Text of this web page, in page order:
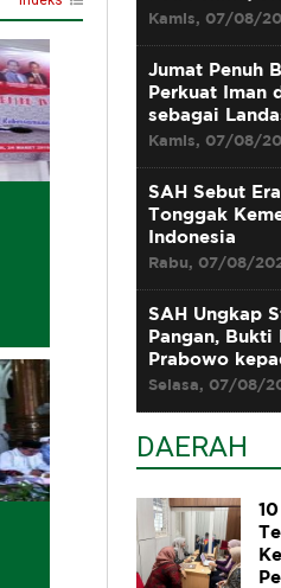
Kamis, 07/08/
Jumat Penuh
Perkuat Iman
sebagai
Kamis, 07/08/
SAH Sebut
Tonggak
Indonesia
Rabu, 07/08/
SAH Ungkap
Pangan, Bukti
Prabowo
Selasa, 07/08/
DAERAH